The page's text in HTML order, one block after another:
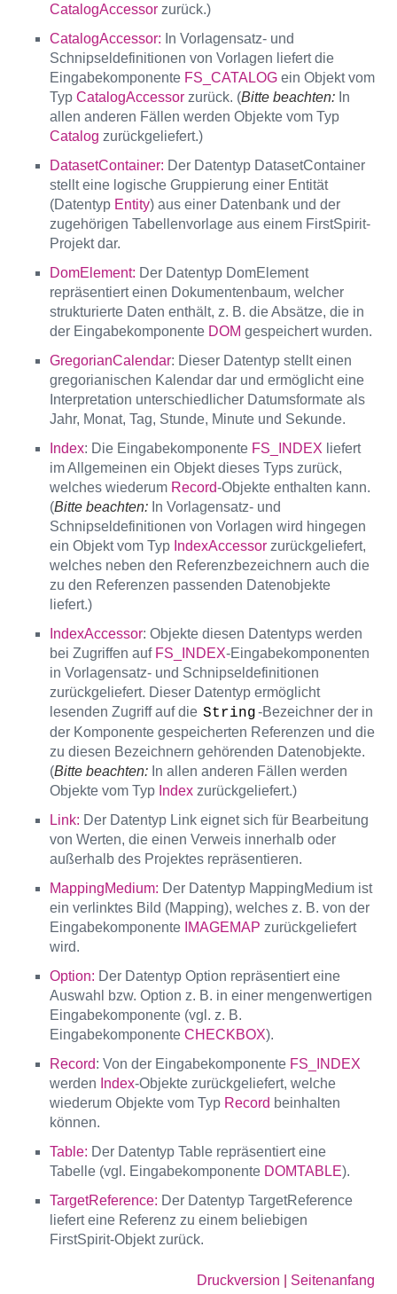
CatalogAccessor zurück.)
CatalogAccessor: In Vorlagensatz- und
Schnipseldefinitionen von Vorlagen liefert die
Eingabekomponente FS_CATALOG ein Objekt vom
Typ CatalogAccessor zurück. (Bitte beachten: In
allen anderen Fällen werden Objekte vom Typ
Catalog zurückgeliefert.)
DatasetContainer: Der Datentyp DatasetContainer
stellt eine logische Gruppierung einer Entität
(Datentyp Entity) aus einer Datenbank und der
zugehörigen Tabellenvorlage aus einem FirstSpirit-
Projekt dar.
DomElement: Der Datentyp DomElement
repräsentiert einen Dokumentenbaum, welcher
strukturierte Daten enthält, z. B. die Absätze, die in
der Eingabekomponente DOM gespeichert wurden.
GregorianCalendar: Dieser Datentyp stellt einen
gregorianischen Kalendar dar und ermöglicht eine
Interpretation unterschiedlicher Datumsformate als
Jahr, Monat, Tag, Stunde, Minute und Sekunde.
Index: Die Eingabekomponente FS_INDEX liefert
im Allgemeinen ein Objekt dieses Typs zurück,
welches wiederum Record-Objekte enthalten kann.
(Bitte beachten: In Vorlagensatz- und
Schnipseldefinitionen von Vorlagen wird hingegen
ein Objekt vom Typ IndexAccessor zurückgeliefert,
welches neben den Referenzbezeichnern auch die
zu den Referenzen passenden Datenobjekte
liefert.)
IndexAccessor: Objekte diesen Datentyps werden
bei Zugriffen auf FS_INDEX-Eingabekomponenten
in Vorlagensatz- und Schnipseldefinitionen
zurückgeliefert. Dieser Datentyp ermöglicht
lesenden Zugriff auf die String-Bezeichner der in
der Komponente gespeicherten Referenzen und die
zu diesen Bezeichnern gehörenden Datenobjekte.
(Bitte beachten: In allen anderen Fällen werden
Objekte vom Typ Index zurückgeliefert.)
Link: Der Datentyp Link eignet sich für Bearbeitung
von Werten, die einen Verweis innerhalb oder
außerhalb des Projektes repräsentieren.
MappingMedium: Der Datentyp MappingMedium ist
ein verlinktes Bild (Mapping), welches z. B. von der
Eingabekomponente IMAGEMAP zurückgeliefert
wird.
Option: Der Datentyp Option repräsentiert eine
Auswahl bzw. Option z. B. in einer mengenwertigen
Eingabekomponente (vgl. z. B.
Eingabekomponente CHECKBOX).
Record: Von der Eingabekomponente FS_INDEX
werden Index-Objekte zurückgeliefert, welche
wiederum Objekte vom Typ Record beinhalten
können.
Table: Der Datentyp Table repräsentiert eine
Tabelle (vgl. Eingabekomponente DOMTABLE).
TargetReference: Der Datentyp TargetReference
liefert eine Referenz zu einem beliebigen
FirstSpirit-Objekt zurück.
Druckversion Seitenanfang